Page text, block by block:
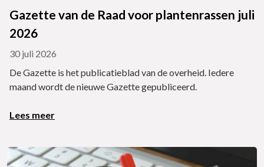
Gazette van de Raad voor plantenrassen juli
2026
30 juli 2026
De Gazette is het publicatieblad van de overheid. Iedere
maand wordt de nieuwe Gazette gepubliceerd.
Lees meer